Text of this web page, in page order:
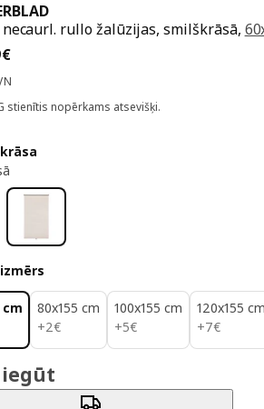
rullo žalūzijas, smilškrāsā,
€ 12,99€
stienītis nopērkams atsevišķi.
cm
80x155 cm
+2€
2€
100x155 cm
+5€
5€
120x155 cm
+7€
7€
iegūt